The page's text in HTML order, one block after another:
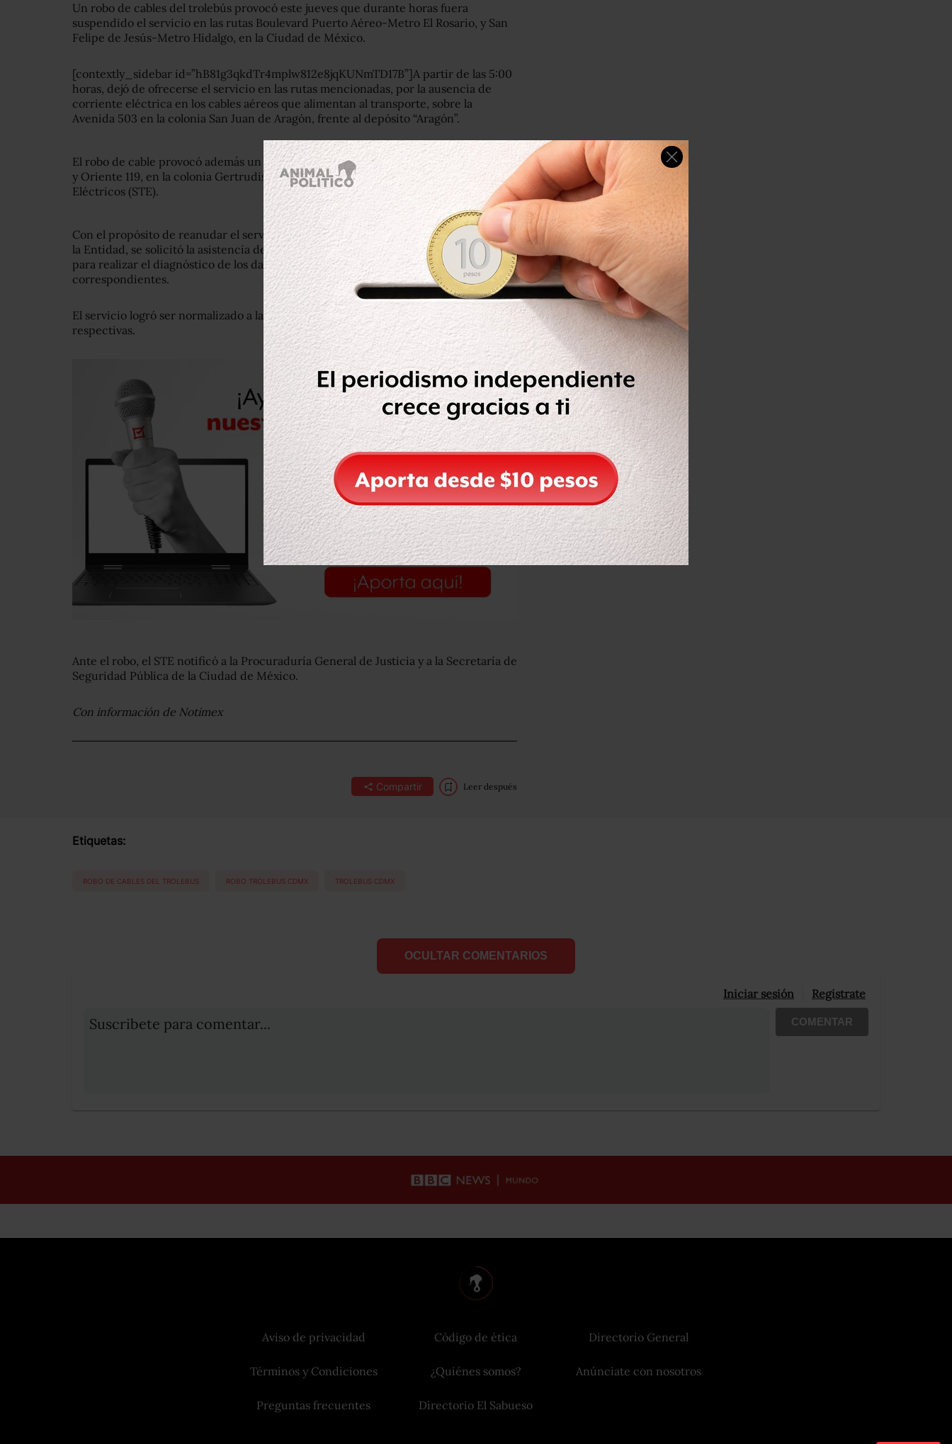
Un robo de cables del trolebús provocó este jueves que durante horas fuera
suspendido el servicio en las rutas Boulevard Puerto Aéreo-Metro El Rosario, y San
Felipe de Jesús-Metro Hidalgo, en la Ciudad de México.
[contextly_sidebar id=”hB81g3qkdTr4mplw812e8jqKUNmTD17B”]A partir de las 5:00
horas, dejó de ofrecerse el servicio en las rutas mencionadas, por la ausencia de
corriente eléctrica en los cables aéreos que alimentan al transporte, sobre la
Avenida 503 en la colonia San Juan de Aragón, frente al depósito “Aragón”.
El robo de cable provocó además un corto circuito sobre la Avenida Eduardo Molina
y Oriente 119, en la colonia Gertrudis Sánchez, informó el Sistema de Transportes
Eléctricos (STE).
Con el propósito de reanudar el servicio, a través del Centro de Comunicaciones de
la Entidad, se solicitó la asistencia del personal de mantenimiento de línea elevada,
para realizar el diagnóstico de los daños y efectuar las reparaciones
correspondientes.
El servicio logró ser normalizado a las 14:00 horas, una vez efectuadas las pruebas
respectivas.
Ante el robo, el STE notificó a la Procuraduría General de Justicia y a la Secretaría de
Seguridad Pública de la Ciudad de México.
Con información de Notimex
Compartir Leer después
Etiquetas:
ROBO DE CABLES DEL TROLEBUS ROBO TROLEBUS CDMX TROLEBUS CDMX
OCULTAR COMENTARIOS
Iniciar sesión Registrate
Suscribete para comentar... COMENTAR
Aviso de privacidad
Términos y Condiciones
Preguntas frecuentes
Código de ética
¿Quiénes somos?
Directorio El Sabueso
Directorio General
Anúnciate con nosotros